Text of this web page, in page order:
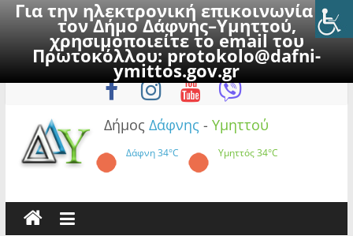
Για την ηλεκτρονική επικοινωνία με
τον Δήμο Δάφνης–Υμηττού,
χρησιμοποιείτε το email του
Πρωτοκόλλου:protokolo@dafni-
ymittos.gov.gr
to
Πέμπτη, 6 Αυγούστου 2026
Δήμος Δάφνης - Υμηττού
Δάφνη34°C Υμηττός34°C